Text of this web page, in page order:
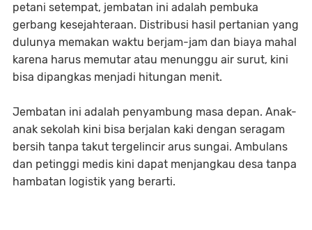
petani setempat, jembatan ini adalah pembuka
gerbang kesejahteraan. Distribusi hasil pertanian yang
dulunya memakan waktu berjam-jam dan biaya mahal
karena harus memutar atau menunggu air surut, kini
bisa dipangkas menjadi hitungan menit.
Jembatan ini adalah penyambung masa depan. Anak-
anak sekolah kini bisa berjalan kaki dengan seragam
bersih tanpa takut tergelincir arus sungai. Ambulans
dan petinggi medis kini dapat menjangkau desa tanpa
hambatan logistik yang berarti.